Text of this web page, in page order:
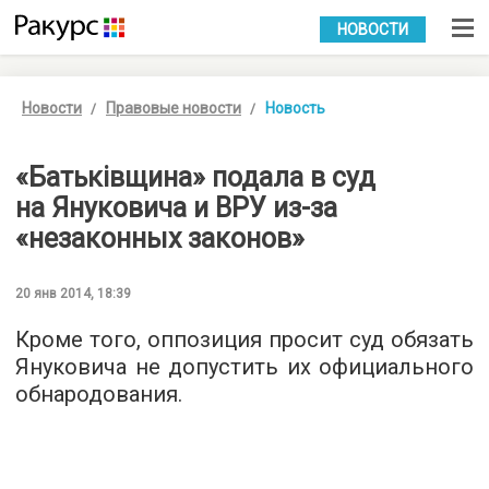
УКР РУС
НОВОСТИ
Новости Правовые новости Новость
«Батьківщина» подала в суд
на Януковича и ВРУ из-за
«незаконных законов»
20 янв 2014, 18:39
Кроме того, оппозиция просит суд обязать
Януковича не допустить их официального
обнародования.